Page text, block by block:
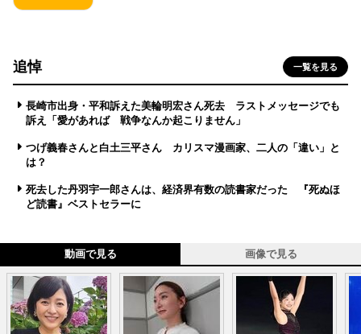
追悼 一覧を見る
長崎市出身・平和訴えた美輪明宏さん死去 ラストメッセージでも
訴え「愛があれば 戦争なんか起こりません」
つげ義春さんと白土三平さん カリスマ漫画家、二人の「違い」と
は？
死去した丹羽宇一郎さんは、経済界有数の読書家だった 『死ぬほ
ど読書』ベストセラーに
動画で見る 画像で見る